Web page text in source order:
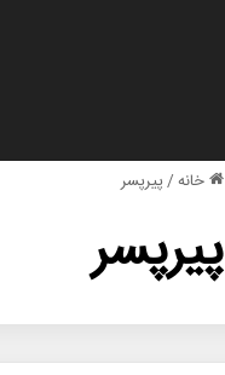
خانه/پیرپسر
پیرپسر